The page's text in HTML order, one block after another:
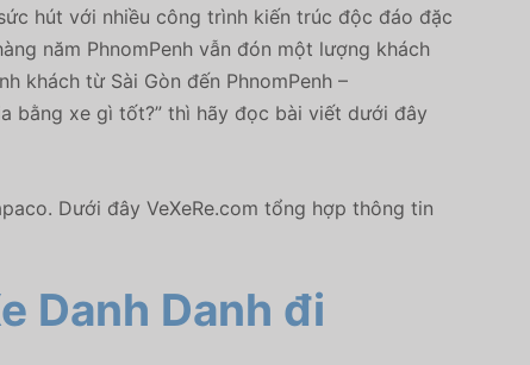
hút với nhiều công trình kiến trúc độc đáo đặc
năm PhnomPenh vẫn đón một lượng khách
khách từ Sài Gòn đến PhnomPenh –
bằng xe gì tốt?” thì hãy đọc bài viết dưới đây
Dưới đây VeXeRe.com tổng hợp thông tin
Danh Danh đi